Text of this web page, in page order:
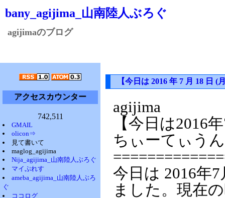
bany_agijima_山南陸人ぶろぐ
agijimaのブログ
アクセスカウンター
742,511
GMAIL
olicon⇒
見て書いて
maglog_agijima
Nija_agijima_山南陸人ぶろぐ
マイぷれす
ameba_agijima_山南陸人ぶろ
ぐ
ココログ
【今日は 2016 年 7 月 18 日
agijima
【今日は2016
ちぃーてぃう
今日は 2016年
ました。現在